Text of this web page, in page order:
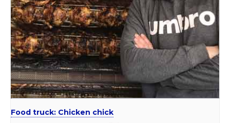
Food truck: Chicken chick